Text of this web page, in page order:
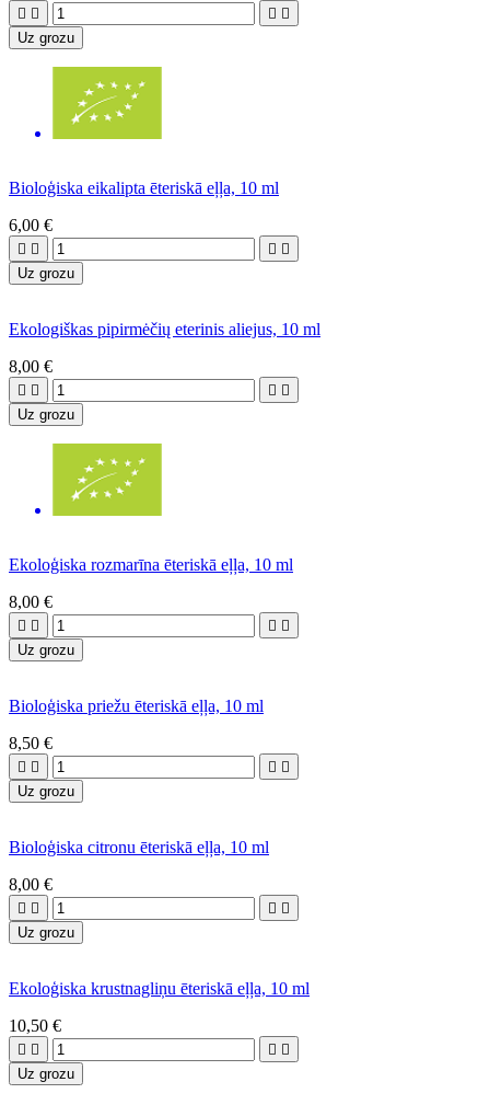
   
Uz grozu
Bioloģiska eikalipta ēteriskā eļļa, 10 ml
6,00 €
   
Uz grozu
Ekologiškas pipirmėčių eterinis aliejus, 10 ml
8,00 €
   
Uz grozu
Ekoloģiska rozmarīna ēteriskā eļļa, 10 ml
8,00 €
   
Uz grozu
Bioloģiska priežu ēteriskā eļļa, 10 ml
8,50 €
   
Uz grozu
Bioloģiska citronu ēteriskā eļļa, 10 ml
8,00 €
   
Uz grozu
Ekoloģiska krustnagliņu ēteriskā eļļa, 10 ml
10,50 €
   
Uz grozu